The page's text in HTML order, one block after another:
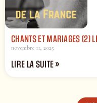
CHANTS ET MARIAGES (2)
novembre 11, 2025
LIRE LA SUITE »